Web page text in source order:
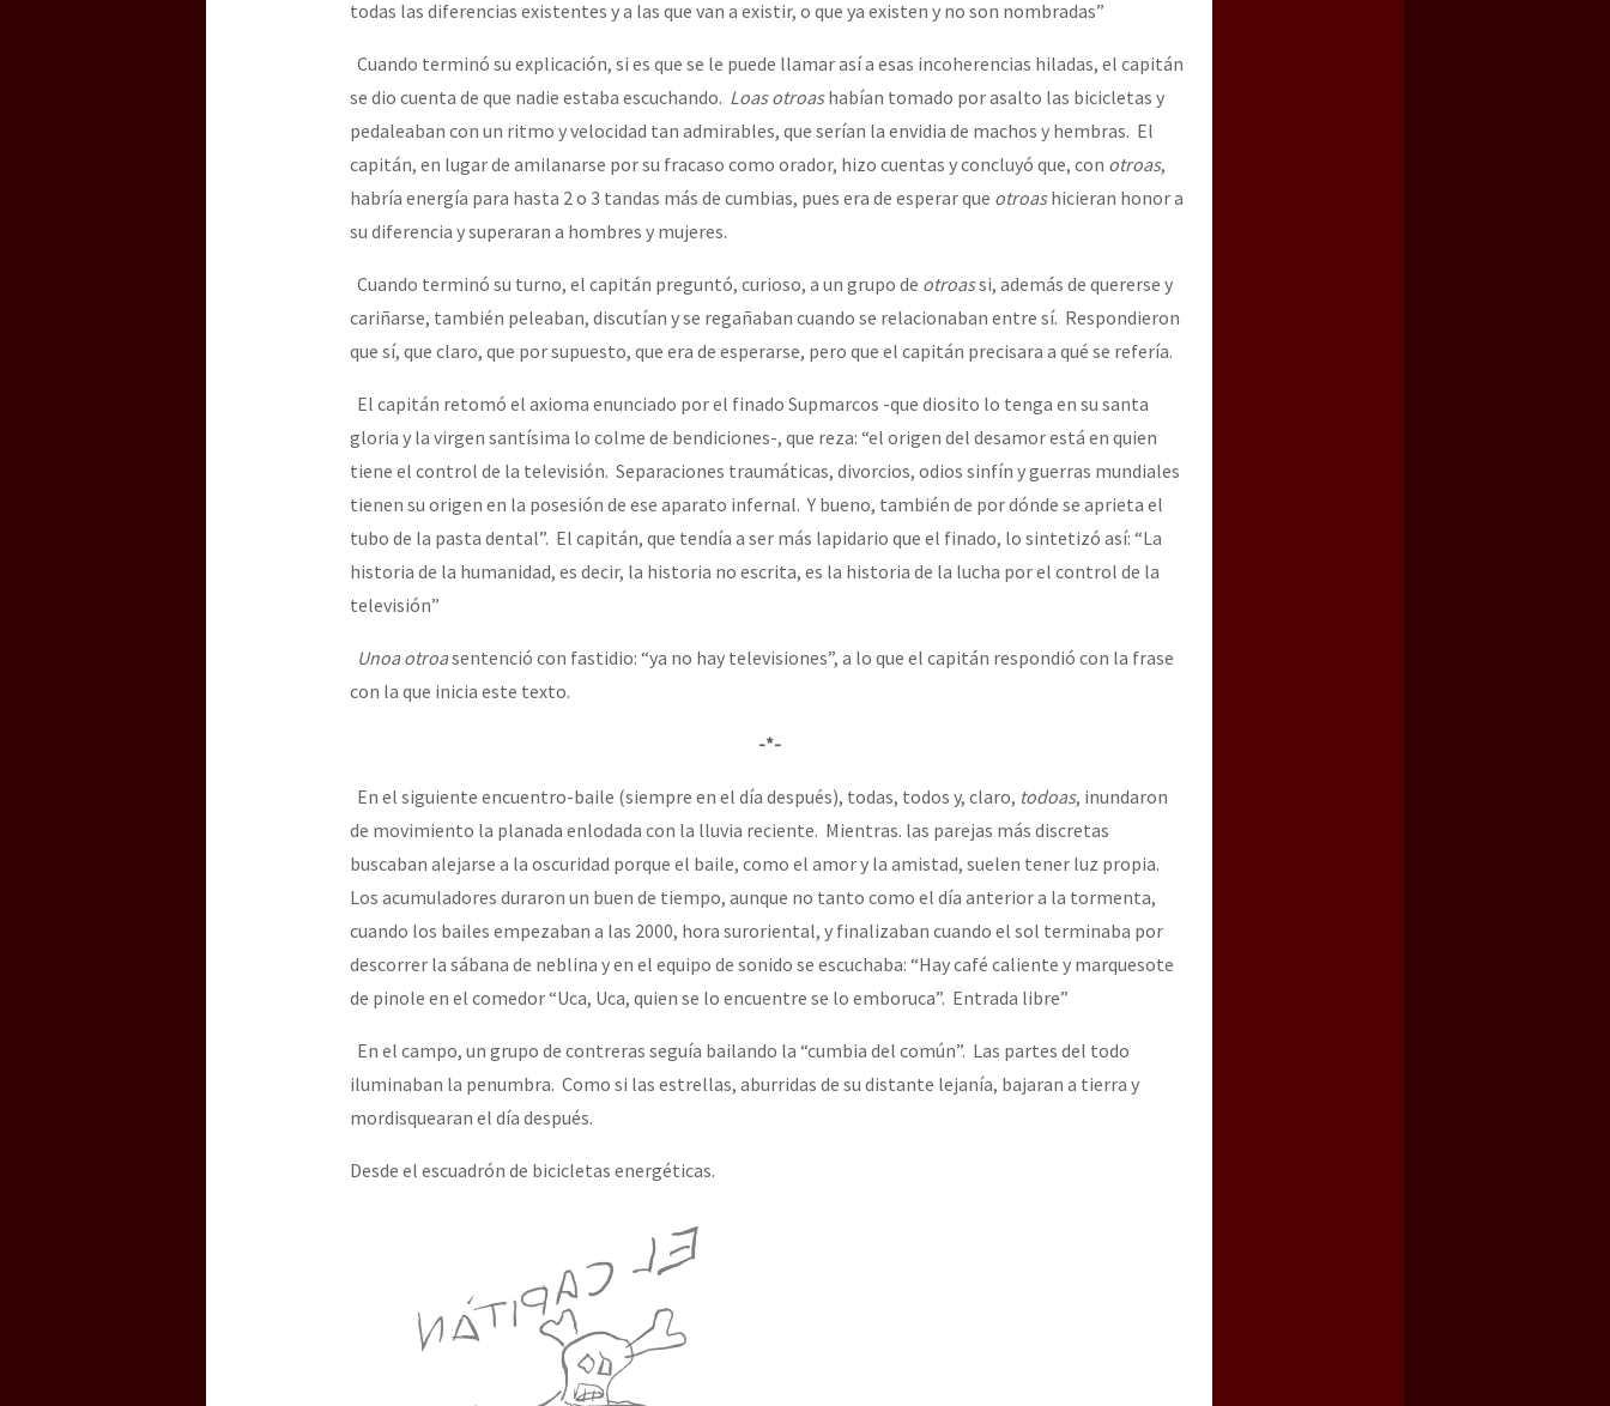
todas las diferencias existentes y a las que van a existir, o que ya existen y no son nombradas”
Cuando terminó su explicación, si es que se le puede llamar así a esas incoherencias hiladas, el capitán
se dio cuenta de que nadie estaba escuchando. Loas otroashabían tomado por asalto las bicicletas y
pedaleaban con un ritmo y velocidad tan admirables, que serían la envidia de machos y hembras. El
capitán, en lugar de amilanarse por su fracaso como orador, hizo cuentas y concluyó que, con otroas,
habría energía para hasta 2 o 3 tandas más de cumbias, pues era de esperar que otroashicieran honor a
su diferencia y superaran a hombres y mujeres.
Cuando terminó su turno, el capitán preguntó, curioso, a un grupo de otroassi, además de quererse y
cariñarse, también peleaban, discutían y se regañaban cuando se relacionaban entre sí. Respondieron
que sí, que claro, que por supuesto, que era de esperarse, pero que el capitán precisara a qué se refería.
El capitán retomó el axioma enunciado por el finado Supmarcos -que diosito lo tenga en su santa
gloria y la virgen santísima lo colme de bendiciones-, que reza: “el origen del desamor está en quien
tiene el control de la televisión. Separaciones traumáticas, divorcios, odios sinfín y guerras mundiales
tienen su origen en la posesión de ese aparato infernal. Y bueno, también de por dónde se aprieta el
tubo de la pasta dental”. El capitán, que tendía a ser más lapidario que el finado, lo sintetizó así: “La
historia de la humanidad, es decir, la historia no escrita, es la historia de la lucha por el control de la
televisión”
Unoa otroasentenció con fastidio: “ya no hay televisiones”, a lo que el capitán respondió con la frase
con la que inicia este texto.
-*-
En el siguiente encuentro-baile (siempre en el día después), todas, todos y, claro, todoas, inundaron
de movimiento la planada enlodada con la lluvia reciente. Mientras. las parejas más discretas
buscaban alejarse a la oscuridad porque el baile, como el amor y la amistad, suelen tener luz propia.
Los acumuladores duraron un buen de tiempo, aunque no tanto como el día anterior a la tormenta,
cuando los bailes empezaban a las 2000, hora suroriental, y finalizaban cuando el sol terminaba por
descorrer la sábana de neblina y en el equipo de sonido se escuchaba: “Hay café caliente y marquesote
de pinole en el comedor “Uca, Uca, quien se lo encuentre se lo emboruca”. Entrada libre”
En el campo, un grupo de contreras seguía bailando la “cumbia del común”. Las partes del todo
iluminaban la penumbra. Como si las estrellas, aburridas de su distante lejanía, bajaran a tierra y
mordisquearan el día después.
Desde el escuadrón de bicicletas energéticas.